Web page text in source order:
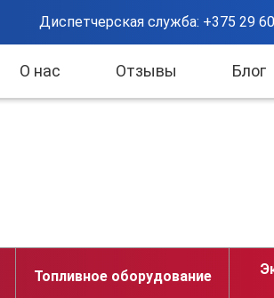
Диспетчерская служба: +375 29
О нас Отзывы Блог
Топливное оборудование